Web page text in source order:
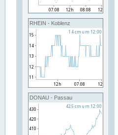
RHEIN - Koblenz
DONAU - Passau